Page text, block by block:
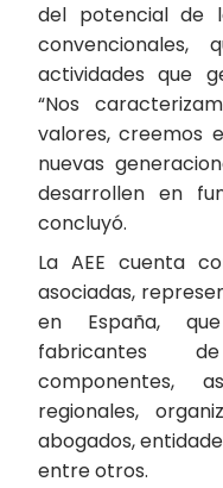
del potencial de
actividades que
“Nos
valores, creemos
nuevas
desarrollen en
concluyó.
La AEE cuenta
asociadas,
en España,
fabricantes
componentes,
regionales,
abogados,
entre otros.